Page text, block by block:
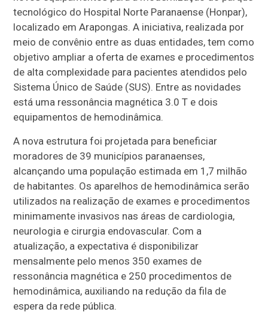
tecnológico do Hospital Norte Paranaense (Honpar),
localizado em Arapongas. A iniciativa, realizada por
meio de convênio entre as duas entidades, tem como
objetivo ampliar a oferta de exames e procedimentos
de alta complexidade para pacientes atendidos pelo
Sistema Único de Saúde (SUS). Entre as novidades
está uma ressonância magnética 3.0 T e dois
equipamentos de hemodinâmica.
A nova estrutura foi projetada para beneficiar
moradores de 39 municípios paranaenses,
alcançando uma população estimada em 1,7 milhão
de habitantes. Os aparelhos de hemodinâmica serão
utilizados na realização de exames e procedimentos
minimamente invasivos nas áreas de cardiologia,
neurologia e cirurgia endovascular. Com a
atualização, a expectativa é disponibilizar
mensalmente pelo menos 350 exames de
ressonância magnética e 250 procedimentos de
hemodinâmica, auxiliando na redução da fila de
espera da rede pública.